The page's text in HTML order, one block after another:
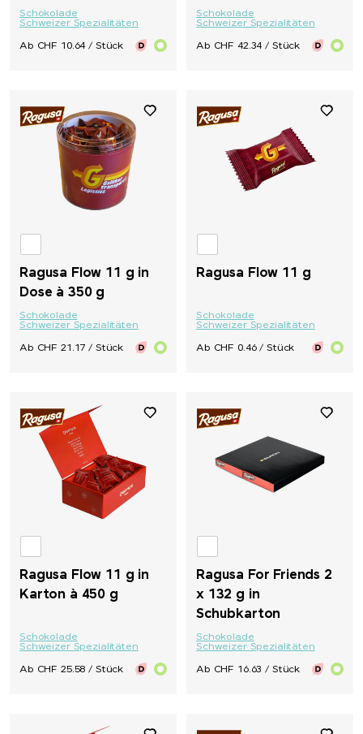
Schokolade
Schweizer Spezialitäten
Ab CHF 10.64 / Stück
Schokolade
Schweizer Spezialitäten
Ab CHF 42.34 / Stück
Ragusa Flow 11 g in
Dose à 350 g
Schokolade
Schweizer Spezialitäten
Ab CHF 21.17 / Stück
Ragusa Flow 11 g
Schokolade
Schweizer Spezialitäten
Ab CHF 0.46 / Stück
Ragusa Flow 11 g in
Karton à 450 g
Schokolade
Schweizer Spezialitäten
Ab CHF 25.58 / Stück
Ragusa For Friends 2
x 132 g in
Schubkarton
Schokolade
Schweizer Spezialitäten
Ab CHF 16.63 / Stück